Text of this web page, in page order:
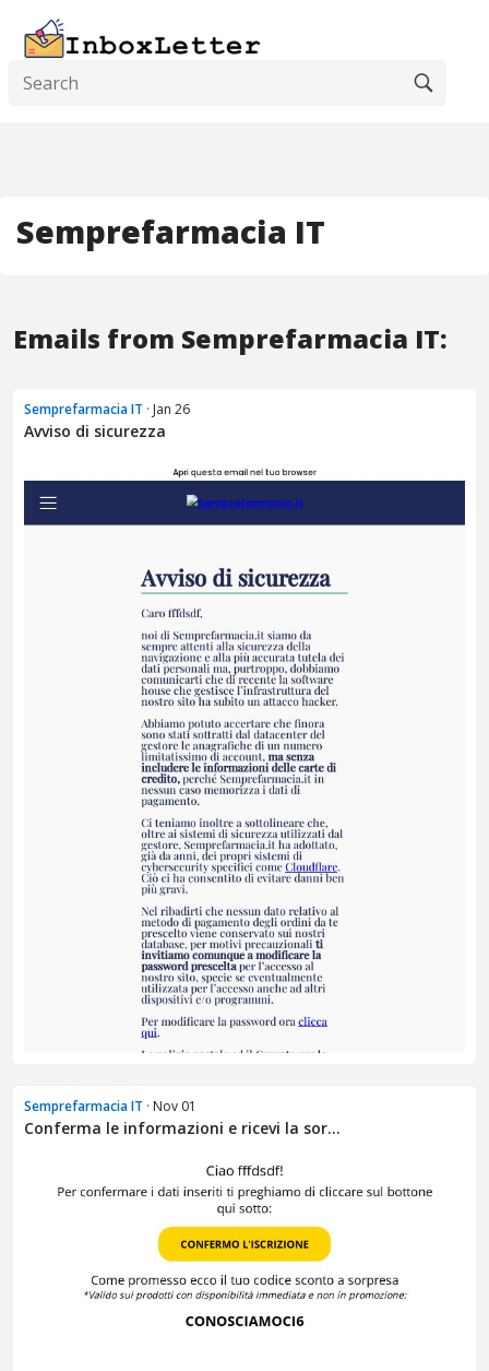
Semprefarmacia IT
Emails from Semprefarmacia IT:
Semprefarmacia IT · Jan 26
Avviso di sicurezza
Semprefarmacia IT · Nov 01
Conferma le informazioni e ricevi la sor...